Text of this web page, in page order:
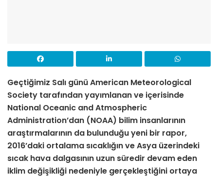
Geçtiğimiz Salı günüAmerican Meteorological
Society tarafından yayımlanan ve içerisinde
National Oceanic and Atmospheric
Administration’dan (NOAA) bilim insanlarının
araştırmalarının da bulunduğu yeni bir rapor,
2016’daki ortalama sıcaklığın ve Asya üzerindeki
sıcak hava dalgasının uzun süredir devam eden
iklim değişikliği nedeniyle gerçekleştiğini ortaya